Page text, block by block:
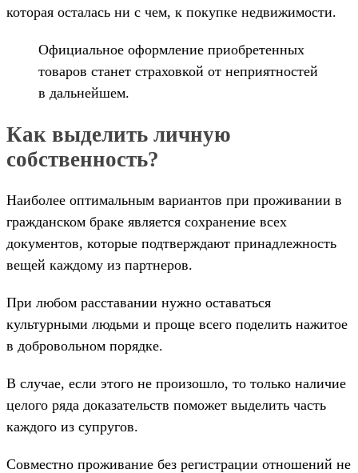
которая осталась ни с чем, к покупке недвижимости.
Официальное оформление приобретенных
товаров станет страховкой от неприятностей
в дальнейшем.
Как выделить личную
собственность?
Наиболее оптимальным вариантов при проживании в
гражданском браке является сохранение всех
документов, которые подтверждают принадлежность
вещей каждому из партнеров.
При любом расставании нужно оставаться
культурными людьми и проще всего поделить нажитое
в добровольном порядке.
В случае, если этого не произошло, то только наличие
целого ряда доказательств поможет выделить часть
каждого из супругов.
Совместно проживание без регистрации отношений не